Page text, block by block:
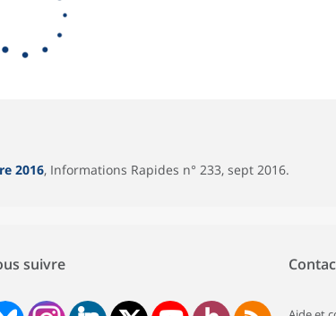
2016, Informations Rapides n° 233, sept 2016.
suivre